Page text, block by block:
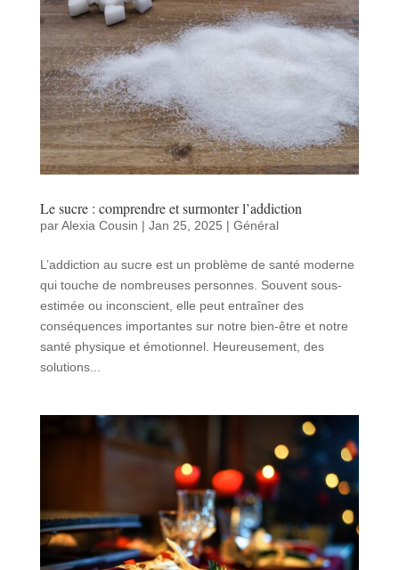
Le sucre : comprendre et surmonter l’addiction
parAlexia Cousin | Jan 25, 2025 | Général
L’addiction au sucre est un problème de santé moderne
qui touche de nombreuses personnes. Souvent sous-
estimée ou inconscient, elle peut entraîner des
conséquences importantes sur notre bien-être et notre
santé physique et émotionnel. Heureusement, des
solutions...